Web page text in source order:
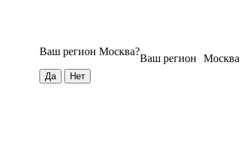
Москва
Ваш регион
Ваш регион Москва?